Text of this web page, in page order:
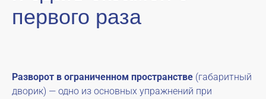
первого раза
Разворот в ограниченном пространстве(габаритный
дворик) — одно из основных упражнений при